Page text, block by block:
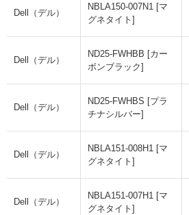
Dell（デル）
NBLA150-007N1 [マ
グネタイト]
Dell（デル）
ND25-FWHBB [カー
ボンブラック]
Dell（デル）
ND25-FWHBS [プラ
チナシルバー]
Dell（デル）
NBLA151-008H1 [マ
グネタイト]
Dell（デル）
NBLA151-007H1 [マ
グネタイト]